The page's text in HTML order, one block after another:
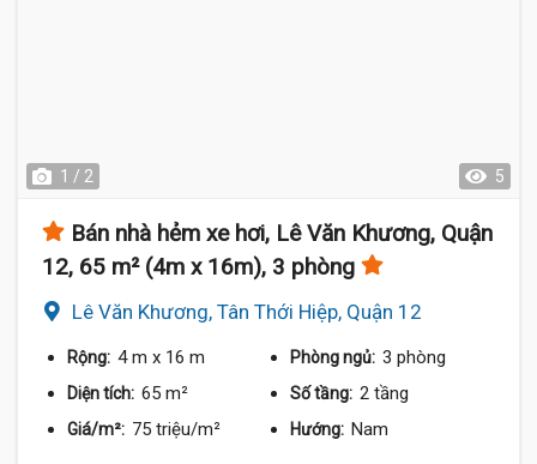
1 / 2 5
Bán nhà hẻm xe hơi, Lê Văn Khương, Quận
12, 65 m² (4m x 16m), 3 phòng
Lê Văn Khương, Tân Thới Hiệp, Quận 12
Rộng: 4 m x 16 m Phòng ngủ: 3 phòng
Diện tích: 65 m² Số tầng: 2 tầng
Giá/m²: 75 triệu/m² Hướng: Nam